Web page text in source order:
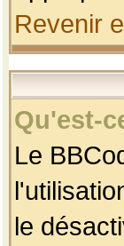
Revenir
Qu'est-
Le
le